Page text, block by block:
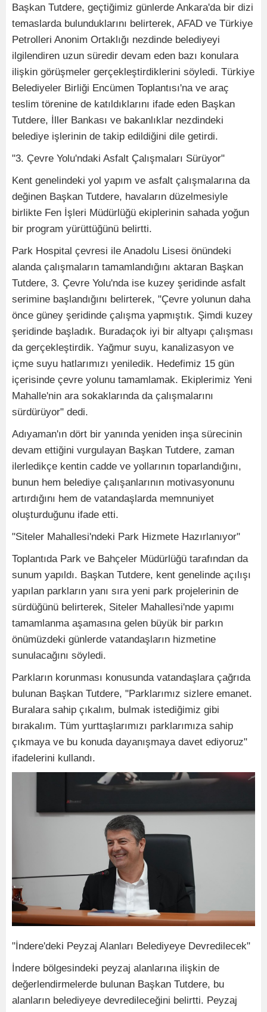
Başkan Tutdere, geçtiğimiz günlerde Ankara'da bir dizi
temaslarda bulunduklarını belirterek, AFAD ve Türkiye
Petrolleri Anonim Ortaklığı nezdinde belediyeyi
ilgilendiren uzun süredir devam eden bazı konulara
ilişkin görüşmeler gerçekleştirdiklerini söyledi. Türkiye
Belediyeler Birliği Encümen Toplantısı'na ve araç
teslim törenine de katıldıklarını ifade eden Başkan
Tutdere, İller Bankası ve bakanlıklar nezdindeki
belediye işlerinin de takip edildiğini dile getirdi.
"3. Çevre Yolu'ndaki Asfalt Çalışmaları Sürüyor"
Kent genelindeki yol yapım ve asfalt çalışmalarına da
değinen Başkan Tutdere, havaların düzelmesiyle
birlikte Fen İşleri Müdürlüğü ekiplerinin sahada yoğun
bir program yürüttüğünü belirtti.
Park Hospital çevresi ile Anadolu Lisesi önündeki
alanda çalışmaların tamamlandığını aktaran Başkan
Tutdere, 3. Çevre Yolu'nda ise kuzey şeridinde asfalt
serimine başlandığını belirterek, "Çevre yolunun daha
önce güney şeridinde çalışma yapmıştık. Şimdi kuzey
şeridinde başladık. Buradaçok iyi bir altyapı çalışması
da gerçekleştirdik. Yağmur suyu, kanalizasyon ve
içme suyu hatlarımızı yeniledik. Hedefimiz 15 gün
içerisinde çevre yolunu tamamlamak. Ekiplerimiz Yeni
Mahalle'nin ara sokaklarında da çalışmalarını
sürdürüyor" dedi.
Adıyaman'ın dört bir yanında yeniden inşa sürecinin
devam ettiğini vurgulayan Başkan Tutdere, zaman
ilerledikçe kentin cadde ve yollarının toparlandığını,
bunun hem belediye çalışanlarının motivasyonunu
artırdığını hem de vatandaşlarda memnuniyet
oluşturduğunu ifade etti.
"Siteler Mahallesi'ndeki Park Hizmete Hazırlanıyor"
Toplantıda Park ve Bahçeler Müdürlüğü tarafından da
sunum yapıldı. Başkan Tutdere, kent genelinde açılışı
yapılan parkların yanı sıra yeni park projelerinin de
sürdüğünü belirterek, Siteler Mahallesi'nde yapımı
tamamlanma aşamasına gelen büyük bir parkın
önümüzdeki günlerde vatandaşların hizmetine
sunulacağını söyledi.
Parkların korunması konusunda vatandaşlara çağrıda
bulunan Başkan Tutdere, "Parklarımız sizlere emanet.
Buralara sahip çıkalım, bulmak istediğimiz gibi
bırakalım. Tüm yurttaşlarımızı parklarımıza sahip
çıkmaya ve bu konuda dayanışmaya davet ediyoruz"
ifadelerini kullandı.
"İndere'deki Peyzaj Alanları Belediyeye Devredilecek"
İndere bölgesindeki peyzaj alanlarına ilişkin de
değerlendirmelerde bulunan Başkan Tutdere, bu
alanların belediyeye devredileceğini belirtti. Peyzaj